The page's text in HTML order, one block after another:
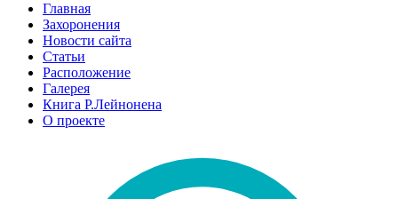
Главная
Захоронения
Новости сайта
Статьи
Расположение
Галерея
Книга Р.Лейнонена
О проекте